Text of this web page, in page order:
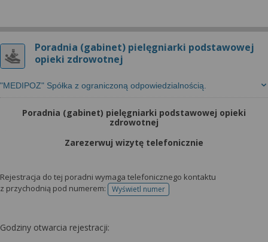
Poradnia (gabinet) pielęgniarki podstawowej
opieki zdrowotnej
"MEDIPOZ" Spółka z ograniczoną odpowiedzialnością.
Poradnia (gabinet) pielęgniarki podstawowej opieki
zdrowotnej
Zarezerwuj wizytę telefonicznie
Rejestracja do tej poradni wymaga telefonicznego kontaktu
z przychodnią pod numerem:
Wyświetl numertelefonu do rejestracji
Godziny otwarcia rejestracji: